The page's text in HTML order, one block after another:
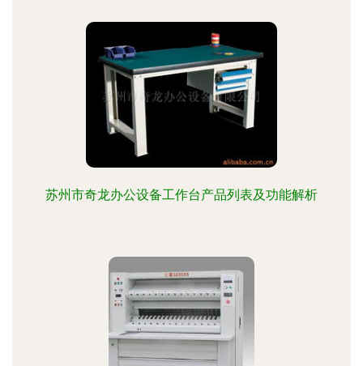
苏州市奇龙办公设备工作台产品列表及功能解析